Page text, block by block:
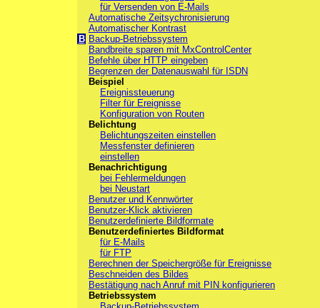
für Versenden von E-Mails
Automatische Zeitsychronisierung
Automatischer Kontrast
B Backup-Betriebssystem
Bandbreite sparen mit MxControlCenter
Befehle über HTTP eingeben
Begrenzen der Datenauswahl für ISDN
Beispiel
Ereignissteuerung
Filter für Ereignisse
Konfiguration von Routen
Belichtung
Belichtungszeiten einstellen
Messfenster definieren
einstellen
Benachrichtigung
bei Fehlermeldungen
bei Neustart
Benutzer und Kennwörter
Benutzer-Klick aktivieren
Benutzerdefinierte Bildformate
Benutzerdefiniertes Bildformat
für E-Mails
für FTP
Berechnen der Speichergröße für Ereignisse
Beschneiden des Bildes
Bestätigung nach Anruf mit PIN konfigurieren
Betriebssystem